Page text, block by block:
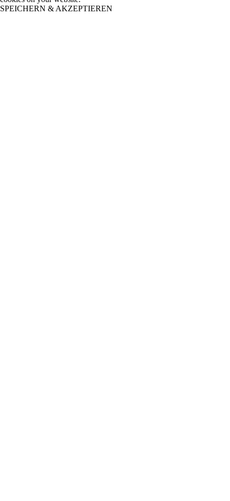
SPEICHERN & AKZEPTIEREN